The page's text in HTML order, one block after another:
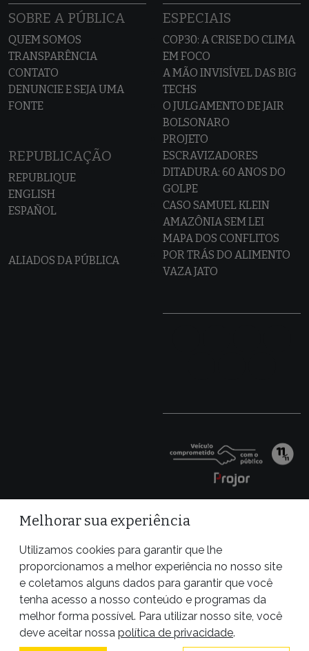
SOBRE A PÚBLICA
QUEM SOMOS
TRANSPARÊNCIA
CONTATO
DENUNCIE E SEJA UMA
FONTE
REPUBLICAÇÃO
REPUBLIQUE
ENGLISH
ESPAÑOL
ALIADOS DA PÚBLICA
ESPECIAIS
COP30: A CRISE DO CLIMA
EM FOCO
A MÃO INVISÍVEL DAS BIG
TECHS
O JULGAMENTO DE JAIR
BOLSONARO
PROJETO
ESCRAVIZADORES
DITADURA: 60 ANOS DO
GOLPE
CASO SAMUEL KLEIN
AMAZÔNIA SEM LEI
MAPA DOS CONFLITOS
POR TRÁS DO ALIMENTO
VAZA JATO
Site desenvolvido por
Melhorar sua experiência
Utilizamos cookies para garantir que lhe
proporcionamos a melhor experiência no nosso site
e coletamos alguns dados para garantir que você
tenha acesso a nosso conteúdo e programas da
melhor forma possível. Para utilizar nosso site, você
deve aceitar nossa política de privacidade.